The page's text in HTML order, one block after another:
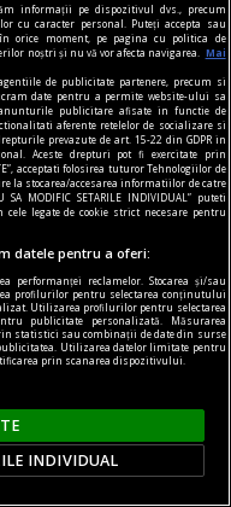
informații pe dispozitivul dvs., precum
cu caracter personal. Puteți accepta sau
orice moment, pe pagina cu politica de
noștri și nu vă vor afecta navigarea.
Mai
de publicitate partenere, precum si
date pentru a permite website-ului sa
publicitare afisate in functie de
aferente retelelor de socializare si
prevazute de art. 15-22 din GDPR in
Aceste drepturi pot fi exercitate prin
acceptati folosirea tuturor Tehnologiilor de
la stocarea/accesarea informatiilor de catre
MODIFIC SETARILE INDIVIDUAL” puteti
legate de cookie strict necesare pentru
datele pentru a oferi:
performanței reclamelor. Stocarea și/sau
profilurilor pentru selectarea conținutului
Utilizarea profilurilor pentru selectarea
publicitate personalizată. Măsurarea
statistici sau combinații de date din surse
Utilizarea datelor limitate pentru
prin scanarea dispozitivului.
INDIVIDUAL